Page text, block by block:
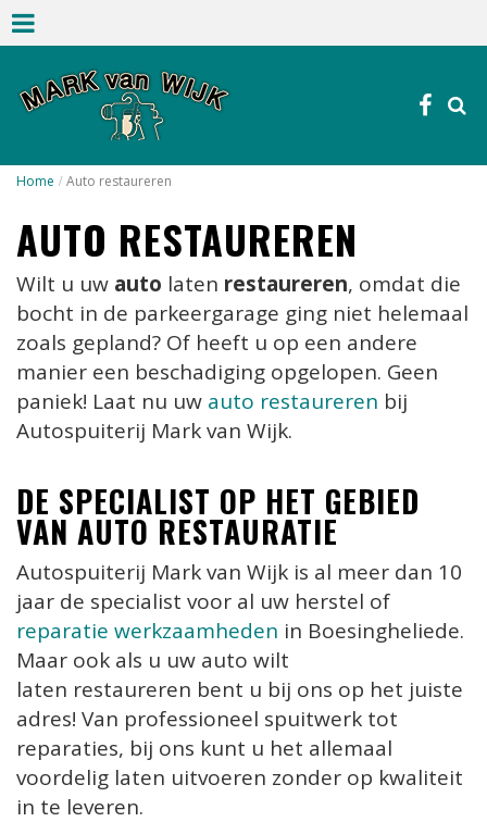
Home Auto restaureren
AUTO RESTAUREREN
Wilt u uw auto laten restaureren, omdat die
bocht in de parkeergarage ging niet helemaal
zoals gepland? Of heeft u op een andere
manier een beschadiging opgelopen. Geen
paniek! Laat nu uw auto restaureren bij
Autospuiterij Mark van Wijk.
DE SPECIALIST OP HET GEBIED
VAN AUTO RESTAURATIE
Autospuiterij Mark van Wijk is al meer dan 10
jaar de specialist voor al uw herstel of
reparatie werkzaamheden in Boesingheliede.
Maar ook als u uw auto wilt
laten restaureren bent u bij ons op het juiste
adres! Van professioneel spuitwerk tot
reparaties, bij ons kunt u het allemaal
voordelig laten uitvoeren zonder op kwaliteit
in te leveren.